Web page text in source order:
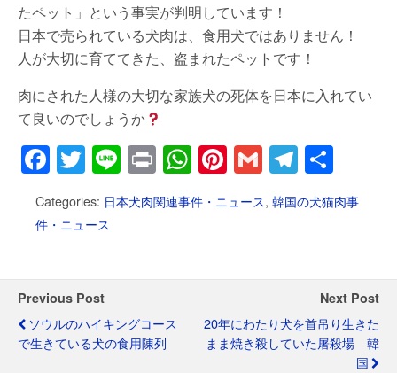
たペット」という事実が判明しています！
日本で売られている犬肉は、食用犬ではありません！
人が大切に育ててきた、盗まれたペットです！
肉にされた人様の大切な家族犬の死体を日本に入れてい
て良いのでしょうか
F
a
c
b
o
o
k
T
wi
tt
er
Li
n
e
Pr
in
t
W
h
at
A
p
Pi
nt
er
st
G
m
ail
T
el
e
a
m
有
Categories: 日本犬肉関連事件・ニュース, 韓国の犬猫肉事
件・ニュース
Previous Post
ソウルのハイキングコース
で生きている犬の食用陳列
Next Post
20年にわたり犬を首吊り生きた
まま焼き殺していた屠殺場 韓
国